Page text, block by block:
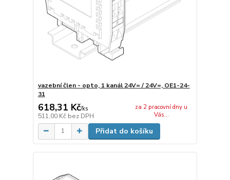
vazební člen - opto, 1 kanál 24V= / 24V=, OE1-24-
31
618,31 Kč/ks
511,00 Kč bez DPH
za 2 pracovní dny u
Vás...
Přidat do košíku